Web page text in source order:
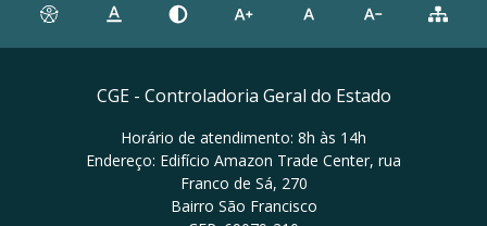
CGE - Controladoria Geral do Estado
Horário de atendimento: 8h às 14h
Endereço: Edifício Amazon Trade Center, rua
Franco de Sá, 270
Bairro São Francisco